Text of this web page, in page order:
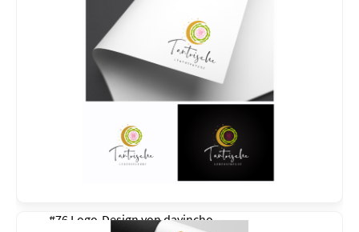
#76 Logo-Design vondavincho